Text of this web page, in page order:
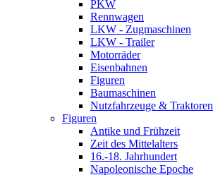
PKW
Rennwagen
LKW - Zugmaschinen
LKW - Trailer
Motorräder
Eisenbahnen
Figuren
Baumaschinen
Nutzfahrzeuge & Traktoren
Figuren
Antike und Frühzeit
Zeit des Mittelalters
16.-18. Jahrhundert
Napoleonische Epoche